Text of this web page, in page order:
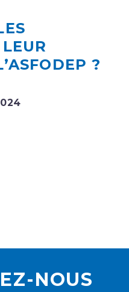
?
NOUS